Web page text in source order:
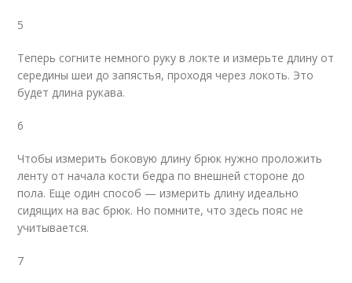
5
Теперь согните немного руку в локте и измерьте длину от
середины шеи до запястья, проходя через локоть. Это
будет длина рукава.
6
Чтобы измерить боковую длину брюк нужно проложить
ленту от начала кости бедра по внешней стороне до
пола. Еще один способ — измерить длину идеально
сидящих на вас брюк. Но помните, что здесь пояс не
учитывается.
7